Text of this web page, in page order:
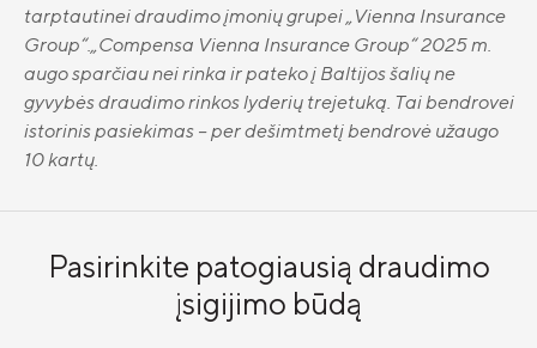
tarptautinei draudimo įmonių grupei „Vienna Insurance
Group“.„Compensa Vienna Insurance Group“ 2025 m.
augo sparčiau nei rinka ir pateko į Baltijos šalių ne
gyvybės draudimo rinkos lyderių trejetuką. Tai bendrovei
istorinis pasiekimas – per dešimtmetį bendrovė užaugo
10 kartų.
Pasirinkite patogiausią draudimo
įsigijimo būdą